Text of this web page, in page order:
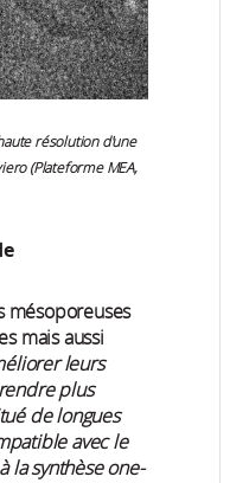
résolution d'une
(Plateforme MEA,
mésoporeuses
mais aussi
leurs
plus
de longues
avec le
la synthèse one-